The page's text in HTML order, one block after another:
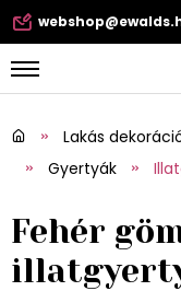
Lakás
Gyertyák
Fehér